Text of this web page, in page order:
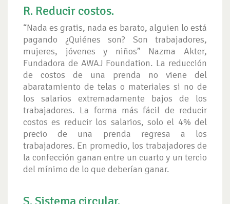
R. Reducir costos.
“Nada es gratis, nada es barato, alguien lo está
pagando ¿Quiénes son? Son trabajadores,
mujeres, jóvenes y niños” Nazma Akter,
Fundadora de AWAJ Foundation. La reducción
de costos de una prenda no viene del
abaratamiento de telas o materiales si no de
los salarios extremadamente bajos de los
trabajadores. La forma más fácil de reducir
costos es reducir los salarios, solo el 4% del
precio de una prenda regresa a los
trabajadores. En promedio, los trabajadores de
la confección ganan entre un cuarto y un tercio
del mínimo de lo que deberían ganar.